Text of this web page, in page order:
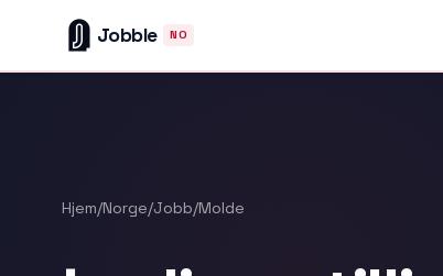
Jobble NO
Hjem/Norge/Jobb/Molde